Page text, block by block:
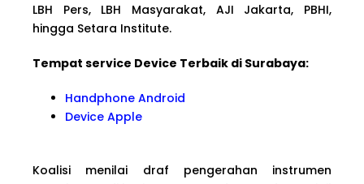
LBH Pers, LBH Masyarakat, AJI Jakarta, PBHI,
hingga Setara Institute.
Tempat service Device Terbaik di Surabaya:
Handphone Android
Device Apple
Koalisi menilai draf pengerahan instrumen